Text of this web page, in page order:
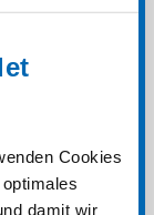
Cookies
damit wir